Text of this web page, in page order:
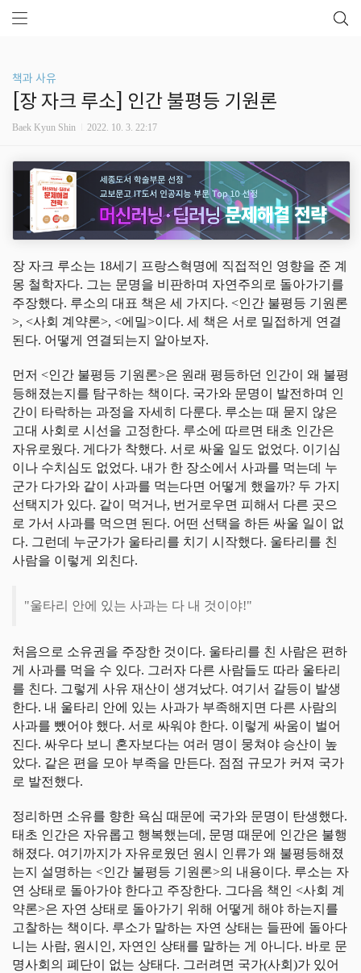
책과 사유
[장 자크 루소] 인간 불평등 기원론
Baek Kyun Shin 2022. 10. 3. 22:17
장 자크 루소는 18세기 프랑스혁명에 직접적인 영향을 준 계
몽 철학자다. 그는 문명을 비판하며 자연주의로 돌아가기를
주장했다. 루소의 대표 책은 세 가지다. <인간 불평등 기원론
>, <사회 계약론>, <에밀>이다. 세 책은 서로 밀접하게 연결
된다. 어떻게 연결되는지 알아보자.
먼저 <인간 불평등 기원론>은 원래 평등하던 인간이 왜 불평
등해졌는지를 탐구하는 책이다. 국가와 문명이 발전하며 인
간이 타락하는 과정을 자세히 다룬다. 루소는 때 묻지 않은
고대 사회로 시선을 고정한다. 루소에 따르면 태초 인간은
자유로웠다. 게다가 착했다. 서로 싸울 일도 없었다. 이기심
이나 수치심도 없었다. 내가 한 장소에서 사과를 먹는데 누
군가 다가와 같이 사과를 먹는다면 어떻게 했을까? 두 가지
선택지가 있다. 같이 먹거나, 번거로우면 피해서 다른 곳으
로 가서 사과를 먹으면 된다. 어떤 선택을 하든 싸울 일이 없
다. 그런데 누군가가 울타리를 치기 시작했다. 울타리를 친
사람을 이렇게 외친다.
"울타리 안에 있는 사과는 다 내 것이야!"
처음으로 소유권을 주장한 것이다. 울타리를 친 사람은 편하
게 사과를 먹을 수 있다. 그러자 다른 사람들도 따라 울타리
를 친다. 그렇게 사유 재산이 생겨났다. 여기서 갈등이 발생
한다. 내 울타리 안에 있는 사과가 부족해지면 다른 사람의
사과를 뺐어야 했다. 서로 싸워야 한다. 이렇게 싸움이 벌어
진다. 싸우다 보니 혼자보다는 여러 명이 뭉쳐야 승산이 높
았다. 같은 편을 모아 부족을 만든다. 점점 규모가 커져 국가
로 발전했다.
정리하면 소유를 향한 욕심 때문에 국가와 문명이 탄생했다.
태초 인간은 자유롭고 행복했는데, 문명 때문에 인간은 불행
해졌다. 여기까지가 자유로웠던 원시 인류가 왜 불평등해졌
는지 설명하는 <인간 불평등 기원론>의 내용이다. 루소는 자
연 상태로 돌아가야 한다고 주장한다. 그다음 책인 <사회 계
약론>은 자연 상태로 돌아가기 위해 어떻게 해야 하는지를
고찰하는 책이다. 루소가 말하는 자연 상태는 들판에 돌아다
니는 사람, 원시인, 자연인 상태를 말하는 게 아니다. 바로 문
명사회의 폐단이 없는 상태다. 그러려면 국가(사회)가 있어